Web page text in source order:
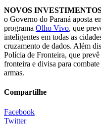
NOVOS
o Governo do Paraná aposta
programa Olho Vivo, que
inteligentes em todas as
cruzamento de dados. Além
Polícia de Fronteira, que
fronteira e divisa para
armas.
Compartilhe
Facebook
Twitter